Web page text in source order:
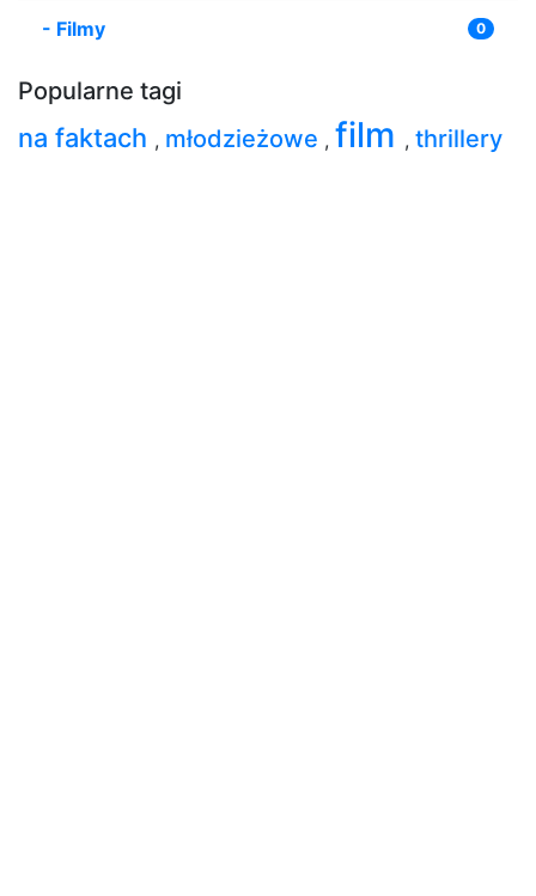
- Filmy 0
Popularne tagi
na faktach , młodzieżowe , film , thrillery